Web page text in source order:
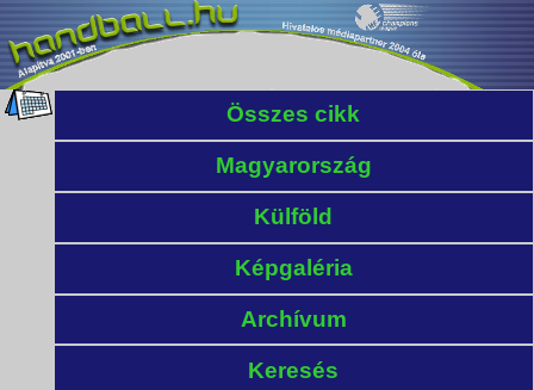
Összes cikk
Magyarország
Külföld
Képgaléria
Archívum
Keresés